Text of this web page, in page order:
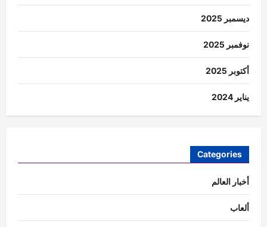
ديسمبر 2025
نوفمبر 2025
أكتوبر 2025
يناير 2024
Categories
أخبار العالم
ألعاب